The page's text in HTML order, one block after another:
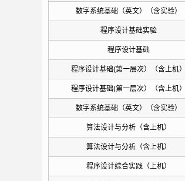
数字系统基础（英文）（含实验）
程序设计基础实验
程序设计基础
程序设计基础(第一层次）（含上机）
程序设计基础(第一层次）（含上机）
数字系统基础（英文）（含实验）
算法设计与分析（含上机）
算法设计与分析（含上机）
程序设计综合实践（上机）